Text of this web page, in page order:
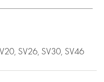
SV26, SV30, SV46